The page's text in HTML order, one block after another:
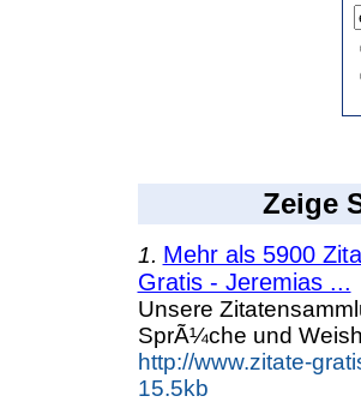
Zeige
1. Mehr als 5900
Gratis - Jeremias ...
Unsere
SprÃ¼che und
http://www.zitate-
15.5kb